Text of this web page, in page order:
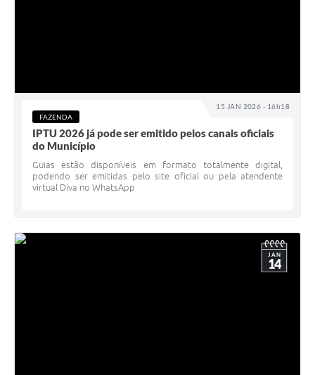
15 JAN 2026 - 16h18
FAZENDA
IPTU 2026 já pode ser emitido pelos canais oficiais
do Município
Guias estão disponíveis em formato totalmente digital,
podendo ser emitidas pelo site oficial ou pela atendente
virtual Diva no WhatsApp
JAN
14